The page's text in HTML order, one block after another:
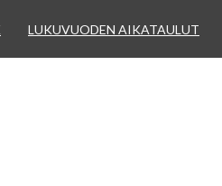
LUKUVUODEN AIKATAULUT